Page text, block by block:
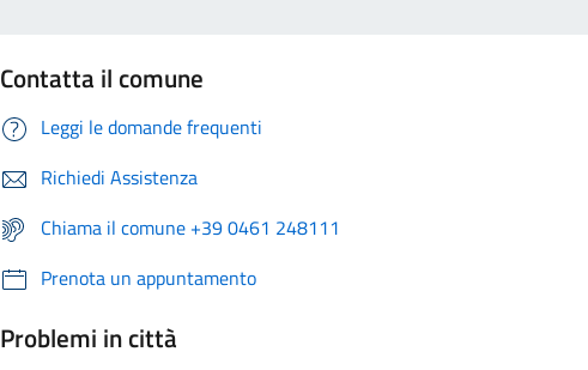
Contatta il comune
Leggi le domande frequenti
Richiedi Assistenza
Chiama il comune +39 0461 248111
Prenota un appuntamento
Problemi in città